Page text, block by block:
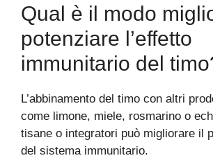
Qual è il modo
potenziare l’effetto
immunitario del
L’abbinamento del timo con altri
come limone, miele, rosmarino o
tisane o integratori può migliorare il
del sistema immunitario.